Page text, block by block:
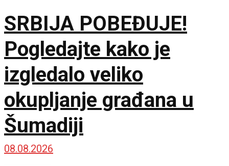
SRBIJA POBEĐUJE!
Pogledajte kako je
izgledalo veliko
okupljanje građana u
Šumadiji
08.08.2026